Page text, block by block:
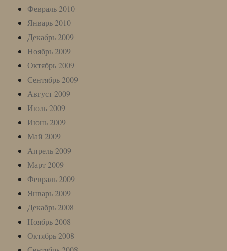
Февраль 2010
Январь 2010
Декабрь 2009
Ноябрь 2009
Октябрь 2009
Сентябрь 2009
Август 2009
Июль 2009
Июнь 2009
Май 2009
Апрель 2009
Март 2009
Февраль 2009
Январь 2009
Декабрь 2008
Ноябрь 2008
Октябрь 2008